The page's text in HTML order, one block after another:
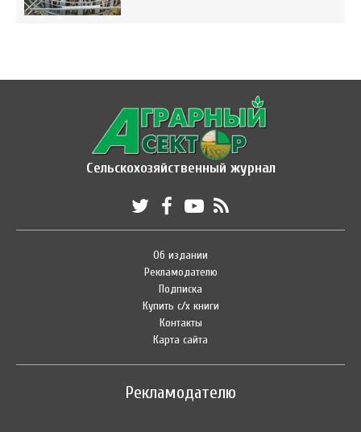
Сельскохозяйственный журнал
Об издании
Рекламодателю
Подписка
Купить с/х книги
Контакты
Карта сайта
Рекламодателю